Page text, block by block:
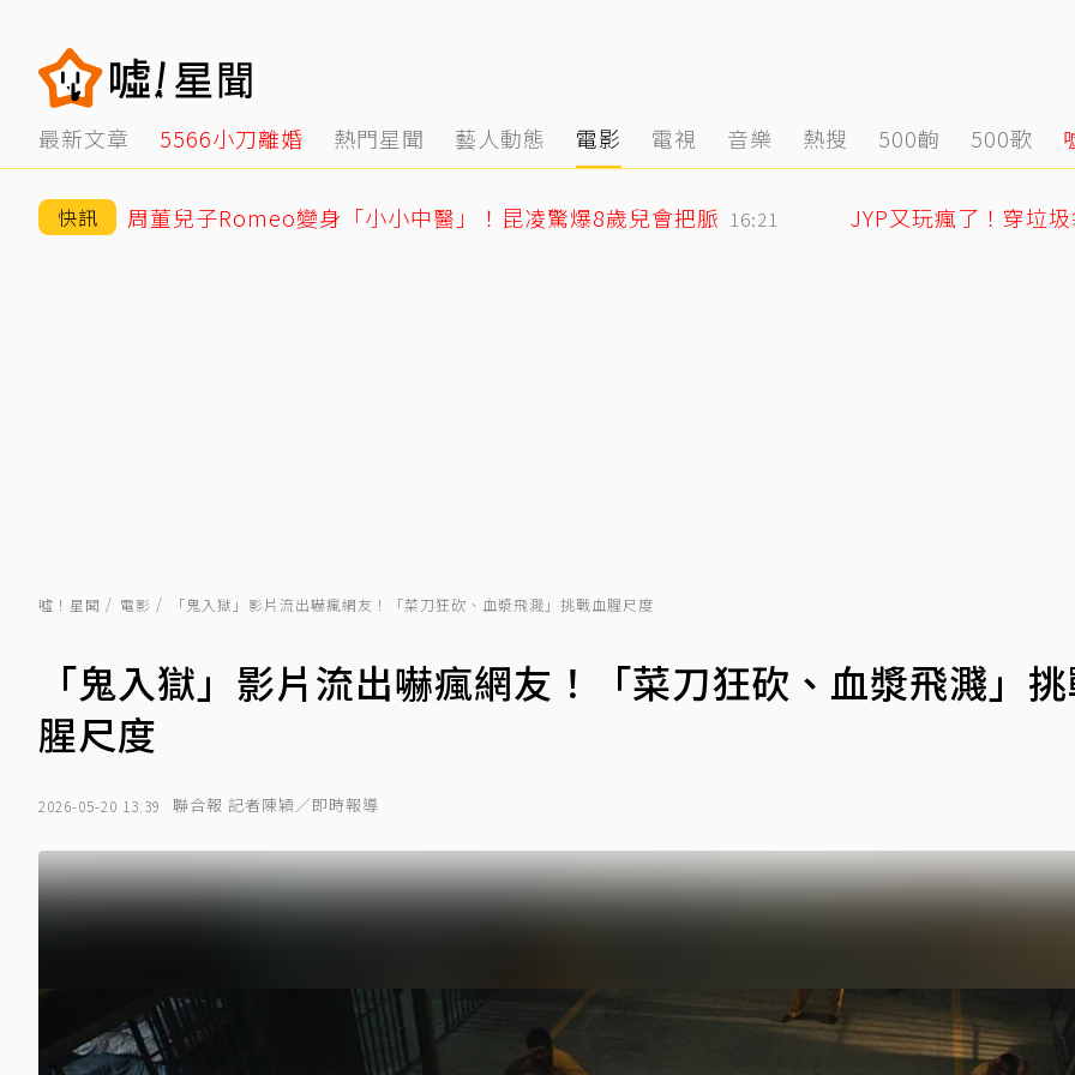
最新文章 5566小刀離婚 熱門星聞 藝人動態 電影 電視 音樂 熱搜 500齣 500歌
快訊 周董兒子Romeo變身「小小中醫」！昆凌驚爆8歲兒會把脈 16:21 JYP又玩瘋了！穿垃
噓！星聞 電影 「鬼入獄」影片流出嚇瘋網友！「菜刀狂砍、血漿飛濺」挑戰血腥尺度
「鬼入獄」影片流出嚇瘋網友！「菜刀狂砍、血漿飛濺」
腥尺度
2026-05-20 13:39 聯合報 記者陳穎／即時報導